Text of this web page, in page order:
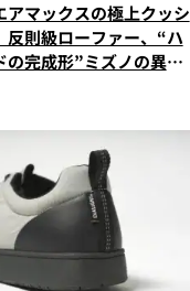
アマックスの極上クッシ
反則級ローファー、“ハ
の完成形”ミズノの異次